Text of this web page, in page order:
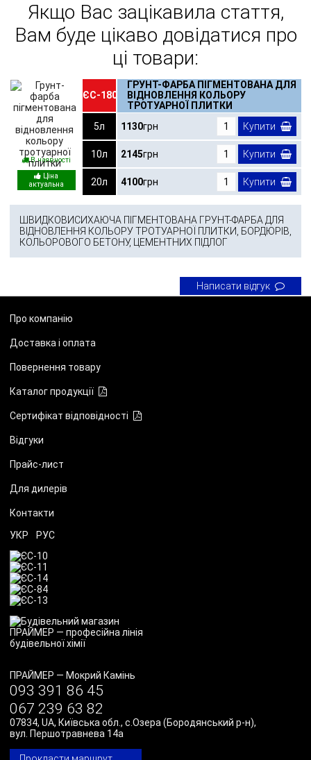
Якщо Вас зацікавила стаття,
Вам буде цікаво довідатися про
ці товари:
В наявності
ЄС-180
ГРУНТ-ФАРБА ПІГМЕНТОВАНА ДЛЯ
ВІДНОВЛЕННЯ КОЛЬОРУ
ТРОТУАРНОЇ ПЛИТКИ
5л
1130грн Купити
10л 2145грн Купити
20л 4100грн Купити
ШВИДКОВИСИХАЮЧА ПІГМЕНТОВАНА ГРУНТ-ФАРБА ДЛЯ
ВІДНОВЛЕННЯ КОЛЬОРУ ТРОТУАРНОЇ ПЛИТКИ, БОРДЮРІВ,
КОЛЬОРОВОГО БЕТОНУ, ЦЕМЕНТНИХ ПІДЛОГ
Написати відгук
Про компанію
Доставка і оплата
Повернення товару
Каталог продукції
Сертифікат відповідності
Відгуки
Прайс-лист
Для дилерів
Контакти
УКР РУС
ПРАЙМЕР — Мокрий Камінь
093 391 86 45
067 239 63 82
07834, UA, Київська обл., с.Озера (Бородянський р-н),
вул. Першотравнева 14а